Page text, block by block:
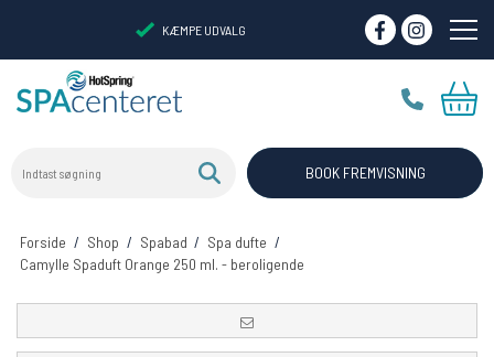
KÆMPE UDVALG
VIRTUELT SHOWROOM
BOOK FREMVISNING
Forside / Shop / Spabad / Spa dufte /
Camylle Spaduft Orange 250 ml. - beroligende